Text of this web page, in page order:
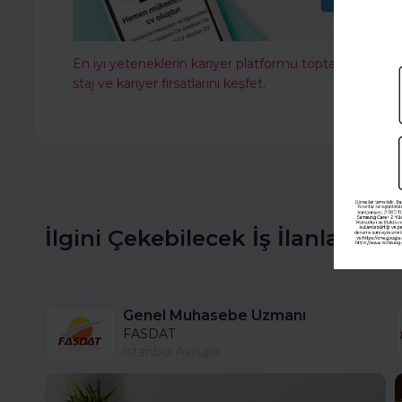
En iyi yeteneklerin kariyer platformu toptalent.co'ya
staj ve kariyer fırsatlarını keşfet.
İlgini Çekebilecek İş İlanları
Genel Muhasebe Uzmanı
FASDAT